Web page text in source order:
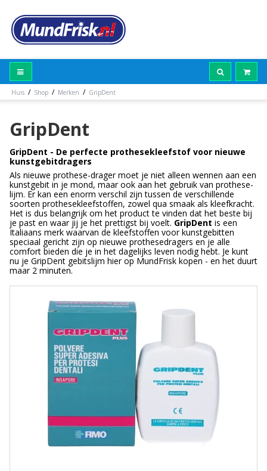
Huis / Shop / Merken / GripDent
GripDent
GripDent - De perfecte prothesekleefstof voor nieuwe
kunstgebitdragers
Als nieuwe prothese-drager moet je niet alleen wennen aan een
kunstgebit in je mond, maar ook aan het gebruik van prothese-
lijm. Er kan een enorm verschil zijn tussen de verschillende
soorten prothesekleefstoffen, zowel qua smaak als kleefkracht.
Het is dus belangrijk om het product te vinden dat het beste bij
je past en waar jij je het prettigst bij voelt. GripDent is een
Italiaans merk waarvan de kleefstoffen voor kunstgebitten
speciaal gericht zijn op nieuwe prothesedragers en je alle
comfort bieden die je in het dagelijks leven nodig hebt. Je kunt
nu je GripDent gebitslijm hier op MundFrisk kopen - en het duurt
maar 2 minuten.